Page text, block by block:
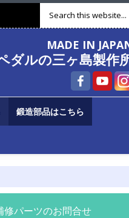
検索フォ
MADE IN
ダルの三ヶ島製作
鍛造部品はこちら
修パーツのお問合せ